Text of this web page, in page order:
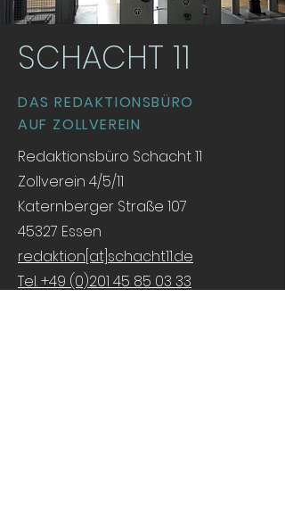
SCHACHT 11
DAS REDAKTIONSBÜRO
AUF ZOLLVEREIN
Redaktionsbüro Schacht 11
Zollverein 4/5/11
Katernberger Straße 107
45327 Essen
redaktion[at]schacht11.de
Tel. +49 (0)201 45 85 03 33